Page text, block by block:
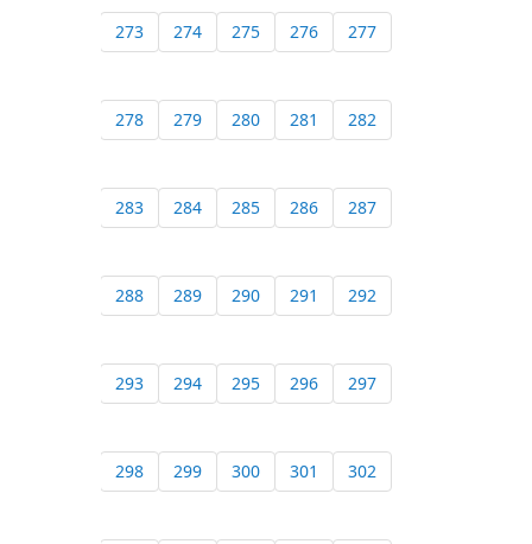
273 274 275 276 277
278 279 280 281 282
283 284 285 286 287
288 289 290 291 292
293 294 295 296 297
298 299 300 301 302